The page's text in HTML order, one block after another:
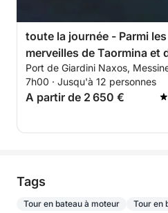
toute la journée - Parmi les
merveilles de Taormina et
l'Etna
Port de Giardini Naxos,
7h00 · Jusqu'à 12 personnes
A partir de 2 650 €
Tags
Tour en bateau à moteur Tour en